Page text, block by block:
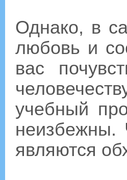
Однако, в
любовь и
вас
учебный
неизбежны.
являются